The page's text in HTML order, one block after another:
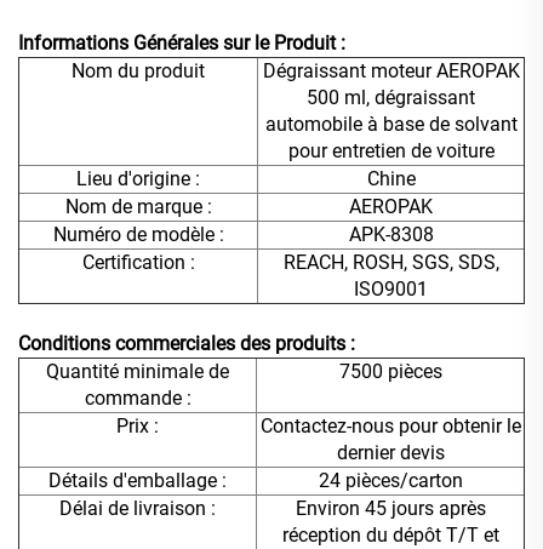
Informations Générales sur le Produit :
Nom du produit
Dégraissant moteur AEROPAK
500 ml, dégraissant
automobile à base de solvant
pour entretien de voiture
Lieu d'origine :
Chine
Nom de marque :
AEROPAK
Numéro de modèle :
APK-8308
Certification :
REACH, ROSH, SGS, SDS,
ISO9001
Conditions commerciales des produits :
Quantité minimale de
commande :
7500 pièces
Prix :
Contactez-nous pour obtenir le
dernier devis
Détails d'emballage :
24 pièces/carton
Délai de livraison :
Environ 45 jours après
réception du dépôt T/T et